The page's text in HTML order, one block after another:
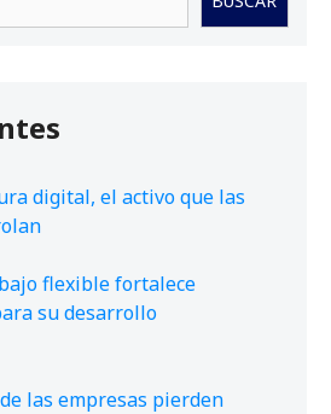
digital, el activo que las
flexible fortalece
su desarrollo
las empresas pierden